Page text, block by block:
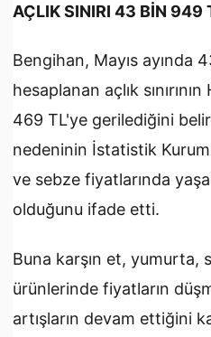
AÇLIK SINIRI 43 BİN 949
Bengihan, Mayıs ayında
hesaplanan açlık
469 TL'ye gerilediğini
nedeninin İstatistik
ve sebze fiyatlarında
olduğunu ifade etti.
Buna karşın et, yumurta,
ürünlerinde fiyatların
artışların devam ettiğini